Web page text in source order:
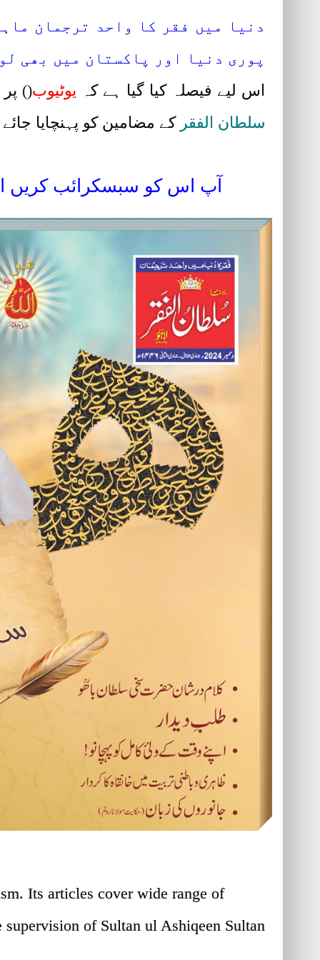
دنیا میں فقر کا واحد ترجمان
پوری دنیا اور پاکستان میں بھی
اس لیے فیصلہ کیا گیا ہے کہ یوٹیوب(
)
سلطان الفقر کے مضامین کو پہنچایا
آپ اس کو سبسکرائب کریں
Its articles cover wide range of
of Sultan ul Ashiqeen Sultan